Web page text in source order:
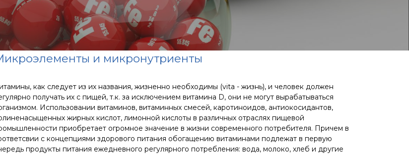
и микронутриенты
как следует из их названия, жизненно необходимы (vita - жизнь), и человек должен
получать их с пищей, т.к. за исключением витамина D, они не могут вырабатываться
Использовании витаминов, витаминных смесей, каротиноидов, антиокосидантов,
жирных кислот, лимонной кислоты в различных отраслях пищевой
приобретает огромное значение в жизни современного потребителя. Причем в
с концепциями здорового питания обогащению витаминами подлежат в первую
продукты питания ежедневного регулярного потребления: вода, молоко, хлеб и другие